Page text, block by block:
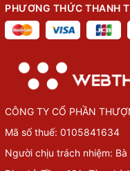
PHƯƠNG THỨC THANH
CÔNG TY CỔ PHẦN
Mã số thuế: 0105841634
Người chịu trách nhiệm: Bà